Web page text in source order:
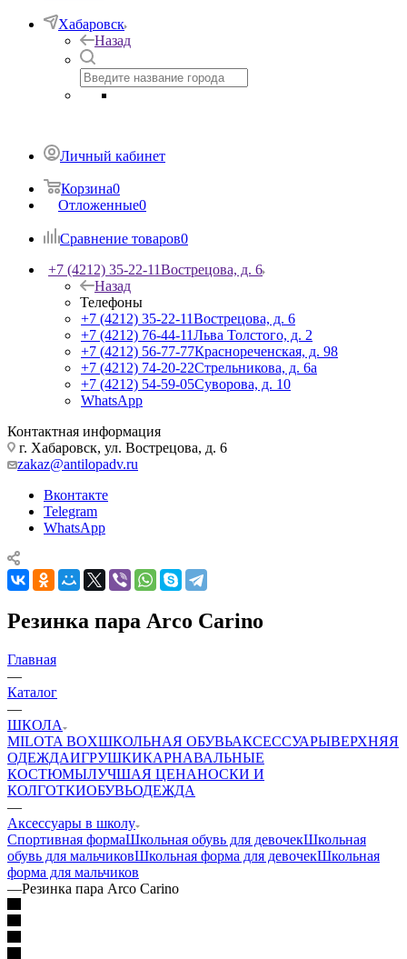
Хабаровск
Назад
Личный кабинет
Корзина0
Отложенные0
Сравнение товаров0
+7 (4212) 35-22-11Вострецова, д. 6
Назад
Телефоны
+7 (4212) 35-22-11Вострецова, д. 6
+7 (4212) 76-44-11Льва Толстого, д. 2
+7 (4212) 56-77-77Краснореченская, д. 98
+7 (4212) 74-20-22Стрельникова, д. 6а
+7 (4212) 54-59-05Суворова, д. 10
WhatsApp
Контактная информация
г. Хабаровск, ул. Вострецова, д. 6
zakaz@antilopadv.ru
Вконтакте
Telegram
WhatsApp
Резинка пара Arco Carino
Главная
—
Каталог
—
ШКОЛА
MILOTA BOXШКОЛЬНАЯ ОБУВЬАКСЕССУАРЫВЕРХНЯЯ
ОДЕЖДАИГРУШКИКАРНАВАЛЬНЫЕ
КОСТЮМЫЛУЧШАЯ ЦЕНАНОСКИ И
КОЛГОТКИОБУВЬОДЕЖДА
—
Аксессуары в школу
Спортивная формаШкольная обувь для девочекШкольная
обувь для мальчиковШкольная форма для девочекШкольная
форма для мальчиков
—Резинка пара Arco Carino